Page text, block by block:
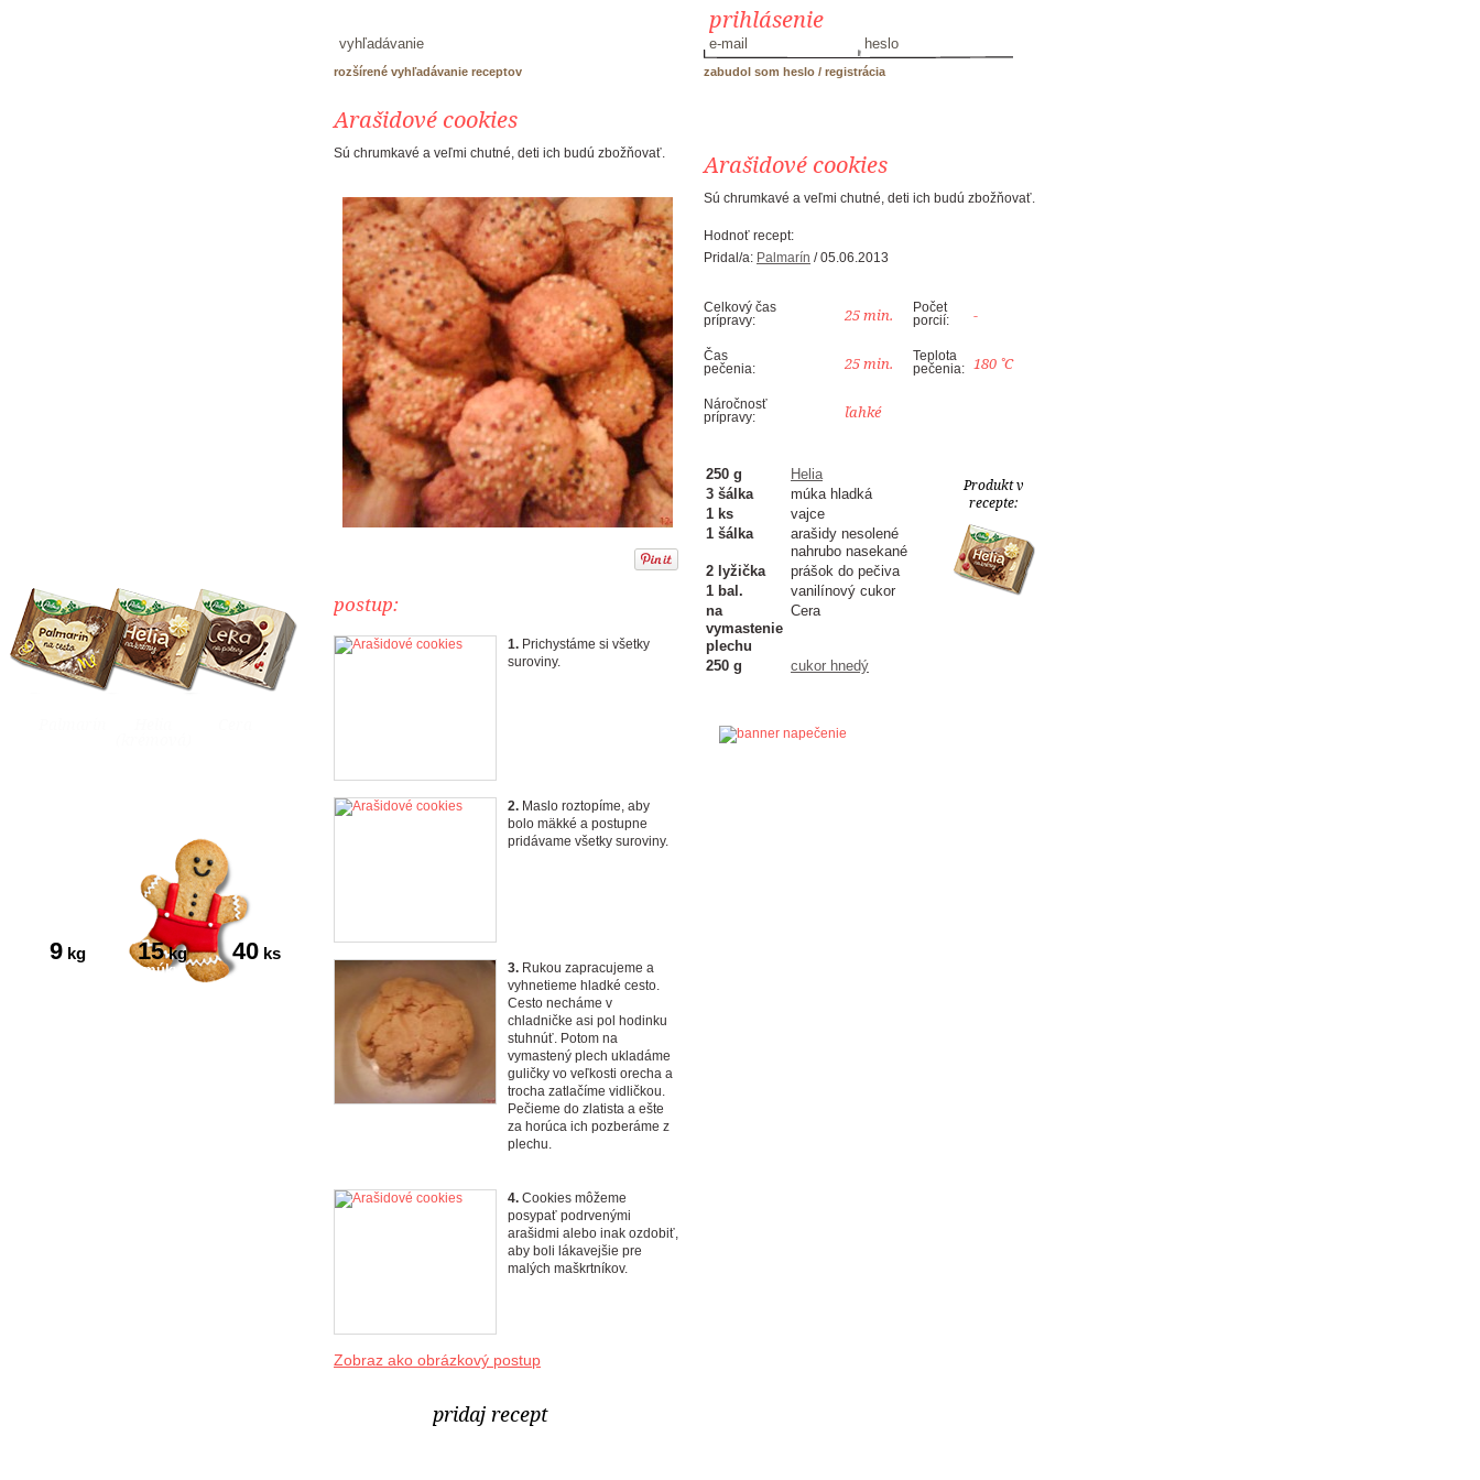
9kg 15kg
múky
40 ks
rozšírené vyhľadávanie receptov
prihlásenie
zabudol som heslo / registrácia
Arašidové cookies
Sú chrumkavé a veľmi chutné, deti ich budú zbožňovať.
postup:
1. Prichystáme si všetky
suroviny.
2. Maslo roztopíme, aby
bolo mäkké a postupne
pridávame všetky suroviny.
3. Rukou zapracujeme a
vyhnetieme hladké cesto.
Cesto necháme v
chladničke asi pol hodinku
stuhnúť. Potom na
vymastený plech ukladáme
guličky vo veľkosti orecha a
trocha zatlačíme vidličkou.
Pečieme do zlatista a ešte
za horúca ich pozberáme z
plechu.
4. Cookies môžeme
posypať podrvenými
arašidmi alebo inak ozdobiť,
aby boli lákavejšie pre
malých maškrtníkov.
Zobraz ako obrázkový postup
pridaj recept
Arašidové cookies
Sú chrumkavé a veľmi chutné, deti ich budú zbožňovať.
Hodnoť recept:
Pridal/a: Palmarín / 05.06.2013
Celkový čas
prípravy:
25 min.
Počet
porcií:
-
Čas
pečenia:
25 min.
Teplota
pečenia: 180 ˚C
Náročnosť
prípravy:
ľahké
250 g
Helia
3 šálka
múka hladká
1 ks
vajce
1 šálka
arašidy nesolené
nahrubo nasekané
2 lyžička
prášok do pečiva
1 bal.
vanilínový cukor
na
vymastenie
plechu
Cera
250 g cukor hnedý
Produkt v
recepte: